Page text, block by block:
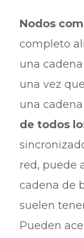
Nodos
completo
una
una vez
una
de todos
red, puede
cadena de
suelen
Pueden